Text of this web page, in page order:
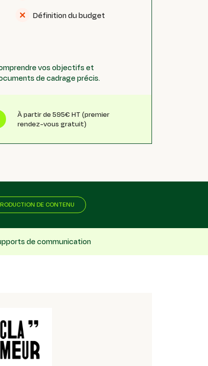
Définition du budget
vos objectifs et
de cadrage précis.
À partir de 595€ HT (premier
rendez-vous gratuit)
DE CONTENU
de communication